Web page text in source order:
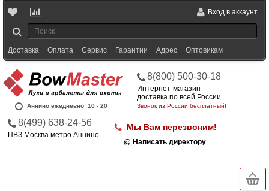
Вход в аккаунт
Доставка Оплата Сервис Гарантии Адрес Оптовикам
Аннино ежедневно 10 - 20
8(800) 500-30-18
Интернет-магазин
доставка по всей России
Звонок из России бесплатный!
8(499) 638-24-56
ПВЗ Москва метро Аннино
Мы Вам перезвоним!
@ Написать директору